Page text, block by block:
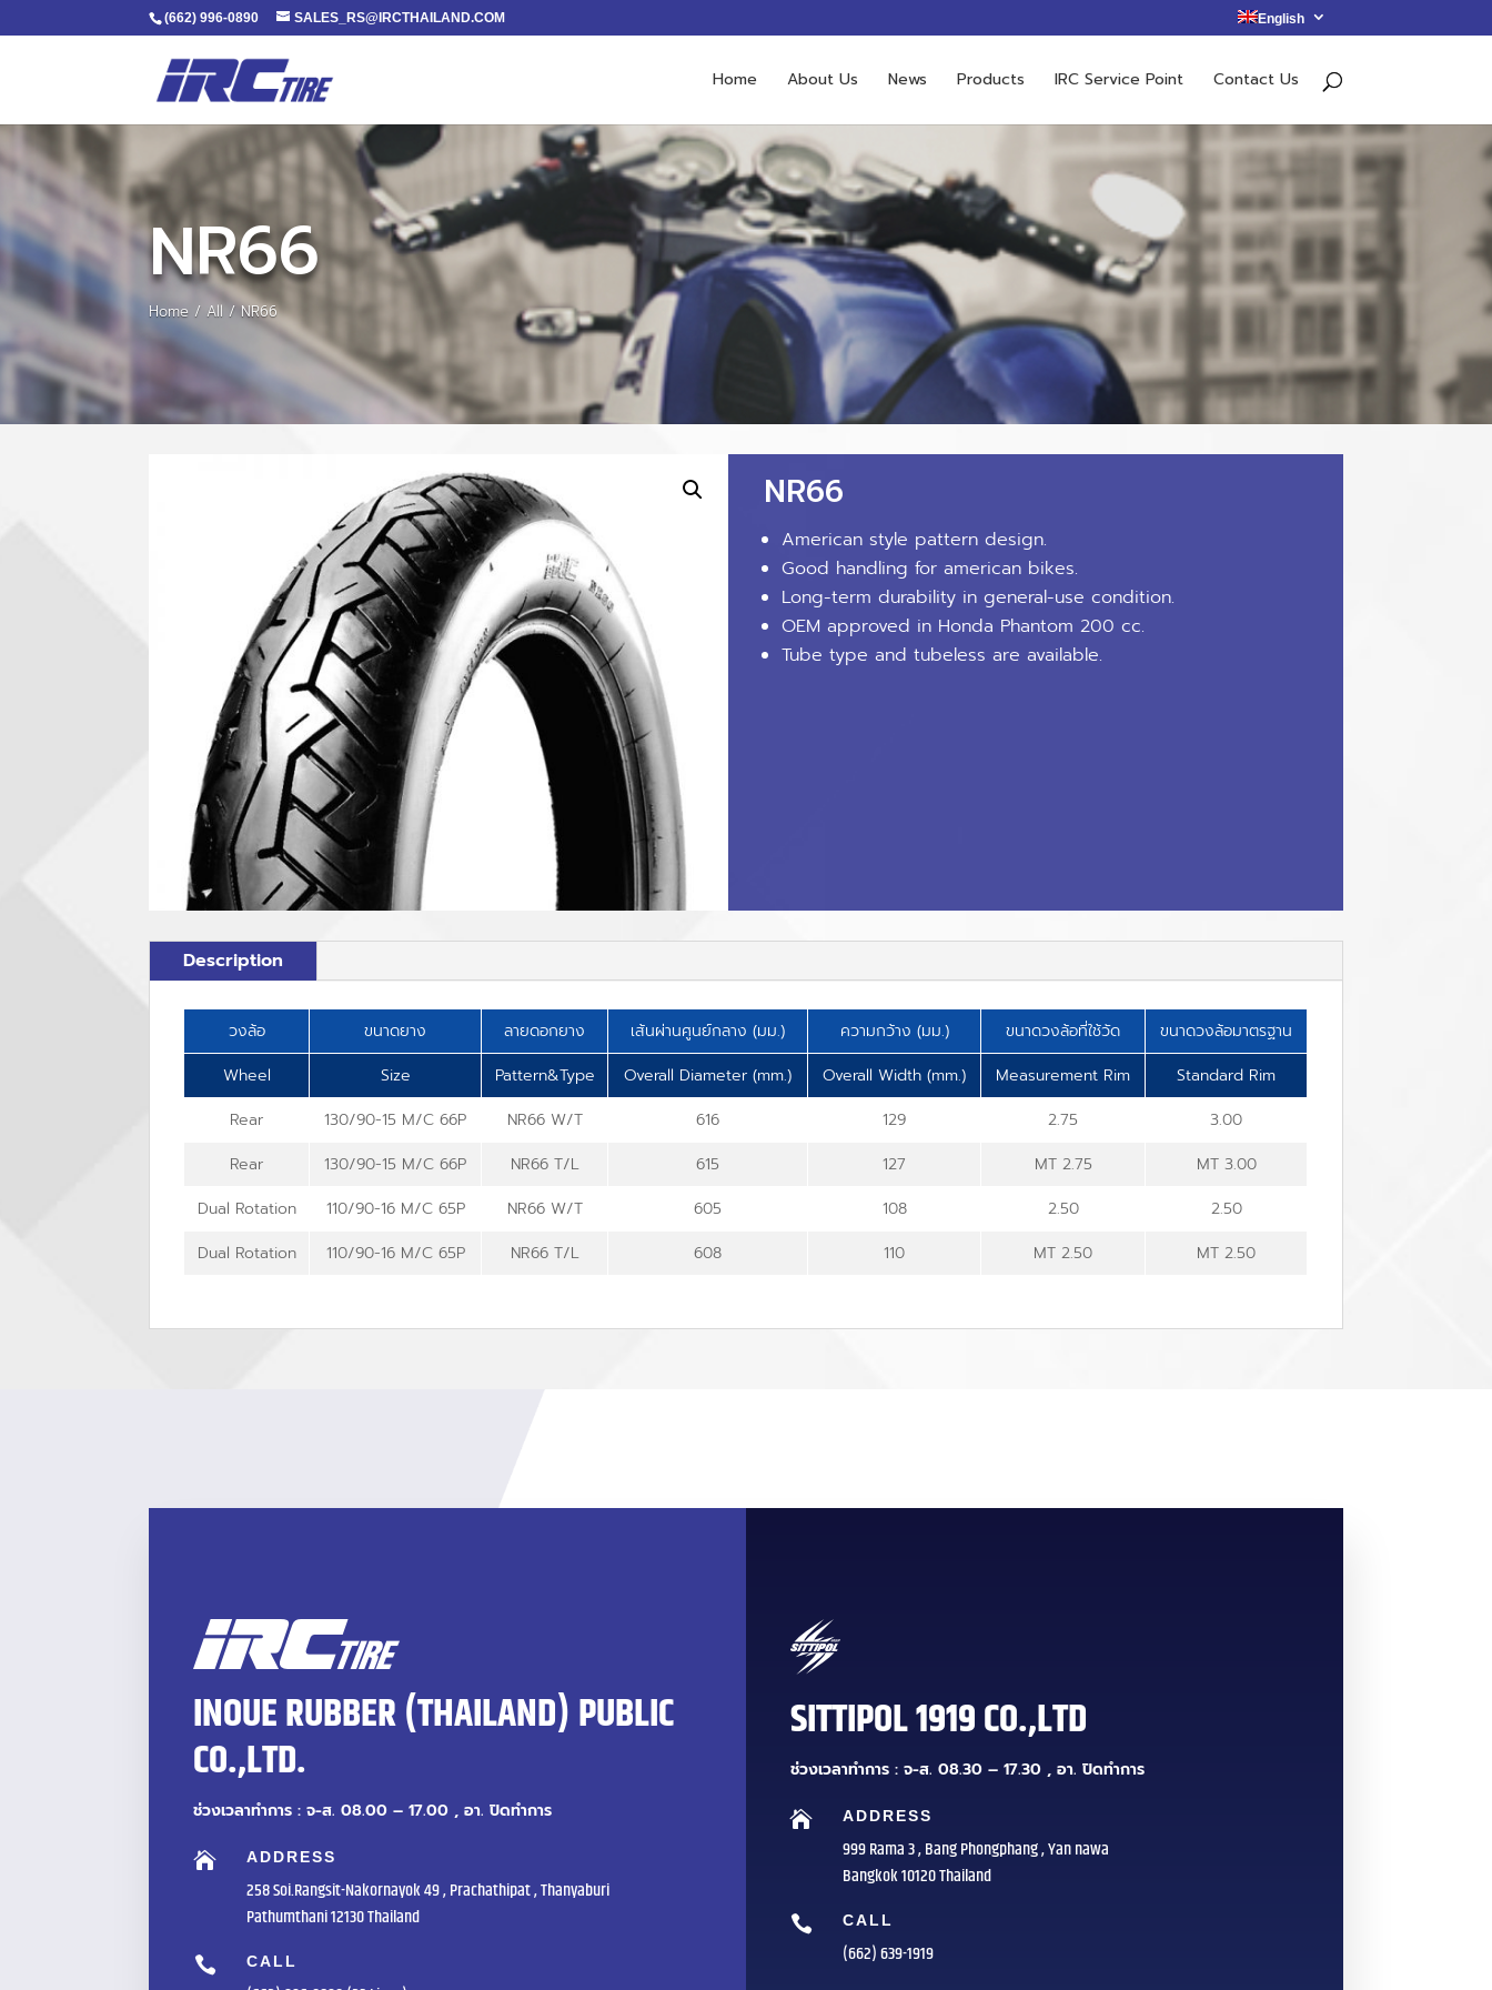
(662) 996-0890 SALES_RS@IRCTHAILAND.COM English
Home About Us News Products IRC Service Point Contact Us
NR66
Home /All / NR66
NR66
American style pattern design.
Good handling for american bikes.
Long-term durability in general-use condition.
OEM approved in Honda Phantom 200 cc.
Tube type and tubeless are available.
Description
วงล้อ ขนาดยาง ลายดอกยาง เส้นผ่านศูนย์กลาง (มม.) ความกว้าง (มม.) ขนาดวงล้อที่ใช้วัด
ขนาดวงล้อมาตรฐาน
Wheel
Size Pattern&Type Overall Diameter (mm.) Overall Width (mm.) Measurement Rim
Standard Rim
Rear
130/90-15 M/C 66P NR66 W/T 616 129 2.75
3.00
Rear
130/90-15 M/C 66P NR66 T/L 615 127 MT 2.75
MT 3.00
Dual Rotation
110/90-16 M/C 65P NR66 W/T 605 108 2.50
2.50
Dual Rotation
110/90-16 M/C 65P NR66 T/L 608 110 MT 2.50 MT 2.50
INOUE RUBBER (THAILAND) PUBLIC
CO.,LTD.
ช่วงเวลาทำการ : จ-ส. 08.00 – 17.00 , อา. ปิดทำการ
 ADDRESS
258 Soi.Rangsit-Nakornayok 49 , Prachathipat , Thanyaburi
Pathumthani 12130 Thailand
 CALL
SITTIPOL 1919 CO.,LTD
ช่วงเวลาทำการ : จ-ส. 08.30 – 17.30 , อา. ปิดทำการ
 ADDRESS
999 Rama 3 , Bang Phongphang , Yan nawa
Bangkok 10120 Thailand
 CALL
(662) 639-1919